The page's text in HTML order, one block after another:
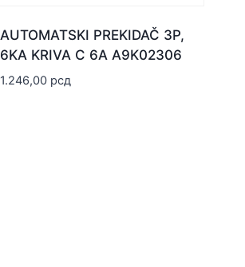
AUTOMATSKI PREKIDAČ 3P,
6KA KRIVA C 6A A9K02306
1.246,00 рсд